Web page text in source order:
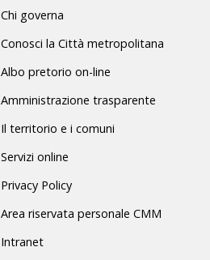
Chi governa
Conosci la Città metropolitana
Albo pretorio on-line
Amministrazione trasparente
Il territorio e i comuni
Servizi online
Privacy Policy
Area riservata personale CMM
Intranet